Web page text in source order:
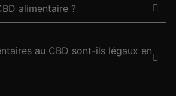
alimentaire ?
au CBD sont-ils légaux en